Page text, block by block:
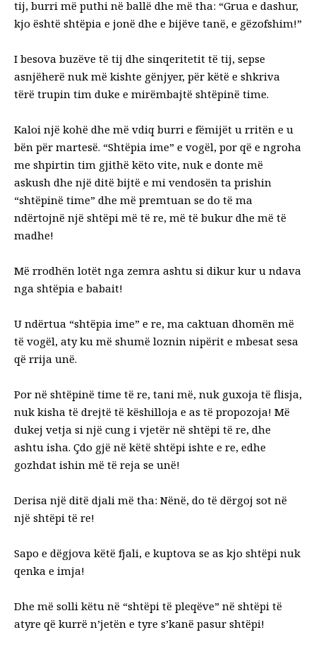
tij, burri më puthi në ballë dhe më tha: “Grua e dashur,
kjo është shtëpia e jonë dhe e bijëve tanë, e gëzofshim!”
I besova buzëve të tij dhe sinqeritetit të tij, sepse
asnjëherë nuk më kishte gënjyer, për këtë e shkriva
tërë trupin tim duke e mirëmbajtë shtëpinë time.
Kaloi një kohë dhe më vdiq burri e fëmijët u rritën e u
bën për martesë. “Shtëpia ime” e vogël, por që e ngroha
me shpirtin tim gjithë këto vite, nuk e donte më
askush dhe një ditë bijtë e mi vendosën ta prishin
“shtëpinë time” dhe më premtuan se do të ma
ndërtojnë një shtëpi më të re, më të bukur dhe më të
madhe!
Më rrodhën lotët nga zemra ashtu si dikur kur u ndava
nga shtëpia e babait!
U ndërtua “shtëpia ime” e re, ma caktuan dhomën më
të vogël, aty ku më shumë loznin nipërit e mbesat sesa
që rrija unë.
Por në shtëpinë time të re, tani më, nuk guxoja të flisja,
nuk kisha të drejtë të këshilloja e as të propozoja! Më
dukej vetja si një cung i vjetër në shtëpi të re, dhe
ashtu isha. Çdo gjë në këtë shtëpi ishte e re, edhe
gozhdat ishin më të reja se unë!
Derisa një ditë djali më tha: Nënë, do të dërgoj sot në
një shtëpi të re!
Sapo e dëgjova këtë fjali, e kuptova se as kjo shtëpi nuk
qenka e imja!
Dhe më solli këtu në “shtëpi të pleqëve” në shtëpi të
atyre që kurrë n’jetën e tyre s’kanë pasur shtëpi!